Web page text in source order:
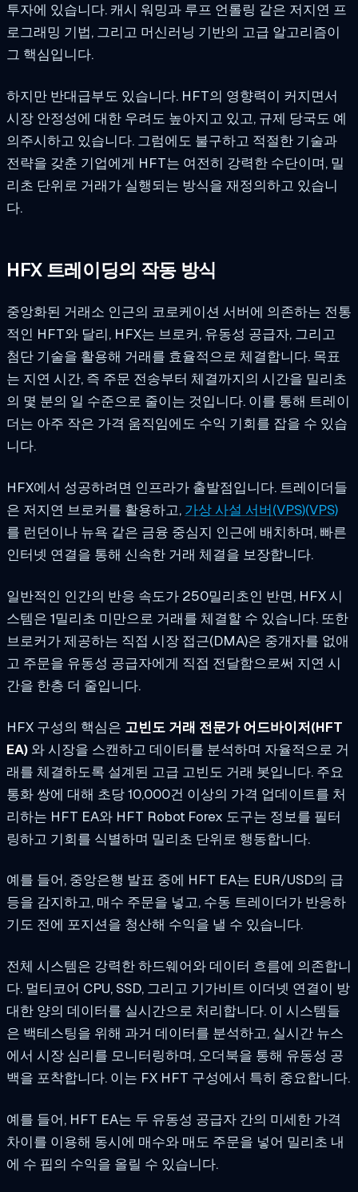
투자에 있습니다. 캐시 워밍과 루프 언롤링 같은 저지연 프
로그래밍 기법, 그리고 머신러닝 기반의 고급 알고리즘이
그 핵심입니다.
하지만 반대급부도 있습니다. HFT의 영향력이 커지면서
시장 안정성에 대한 우려도 높아지고 있고, 규제 당국도 예
의주시하고 있습니다. 그럼에도 불구하고 적절한 기술과
전략을 갖춘 기업에게 HFT는 여전히 강력한 수단이며, 밀
리초 단위로 거래가 실행되는 방식을 재정의하고 있습니
다.
HFX 트레이딩의 작동 방식
중앙화된 거래소 인근의 코로케이션 서버에 의존하는 전통
적인 HFT와 달리, HFX는 브로커, 유동성 공급자, 그리고
첨단 기술을 활용해 거래를 효율적으로 체결합니다. 목표
는 지연 시간, 즉 주문 전송부터 체결까지의 시간을 밀리초
의 몇 분의 일 수준으로 줄이는 것입니다. 이를 통해 트레이
더는 아주 작은 가격 움직임에도 수익 기회를 잡을 수 있습
니다.
HFX에서 성공하려면 인프라가 출발점입니다. 트레이더들
은 저지연 브로커를 활용하고, 가상 사설 서버(VPS)(VPS)
를 런던이나 뉴욕 같은 금융 중심지 인근에 배치하며, 빠른
인터넷 연결을 통해 신속한 거래 체결을 보장합니다.
일반적인 인간의 반응 속도가 250밀리초인 반면, HFX 시
스템은 1밀리초 미만으로 거래를 체결할 수 있습니다. 또한
브로커가 제공하는 직접 시장 접근(DMA)은 중개자를 없애
고 주문을 유동성 공급자에게 직접 전달함으로써 지연 시
간을 한층 더 줄입니다.
HFX 구성의 핵심은 고빈도 거래 전문가 어드바이저(HFT
EA) 와 시장을 스캔하고 데이터를 분석하며 자율적으로 거
래를 체결하도록 설계된 고급 고빈도 거래 봇입니다. 주요
통화 쌍에 대해 초당 10,000건 이상의 가격 업데이트를 처
리하는 HFT EA와 HFT Robot Forex 도구는 정보를 필터
링하고 기회를 식별하며 밀리초 단위로 행동합니다.
예를 들어, 중앙은행 발표 중에 HFT EA는 EUR/USD의 급
등을 감지하고, 매수 주문을 넣고, 수동 트레이더가 반응하
기도 전에 포지션을 청산해 수익을 낼 수 있습니다.
전체 시스템은 강력한 하드웨어와 데이터 흐름에 의존합니
다. 멀티코어 CPU, SSD, 그리고 기가비트 이더넷 연결이 방
대한 양의 데이터를 실시간으로 처리합니다. 이 시스템들
은 백테스팅을 위해 과거 데이터를 분석하고, 실시간 뉴스
에서 시장 심리를 모니터링하며, 오더북을 통해 유동성 공
백을 포착합니다. 이는 FX HFT 구성에서 특히 중요합니다.
예를 들어, HFT EA는 두 유동성 공급자 간의 미세한 가격
차이를 이용해 동시에 매수와 매도 주문을 넣어 밀리초 내
에 수 핍의 수익을 올릴 수 있습니다.